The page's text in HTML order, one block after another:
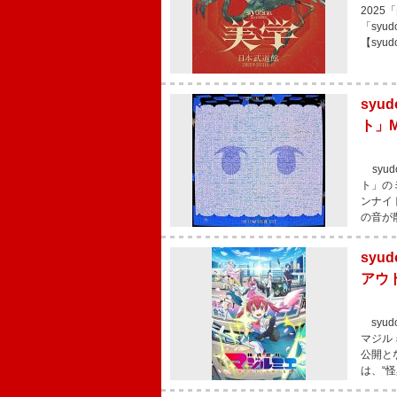
2025
「
【
ト」
ト」
ンナイ
の音が
アウ
マジル
公開と
は、“